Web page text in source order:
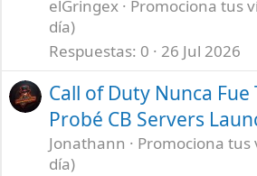
elGringex
Promociona tus
día)
Respuestas 0 26 Jul 2026
Call of Duty Nunca Fue
Probé CB Servers
Jonathann
Promociona tus
día)